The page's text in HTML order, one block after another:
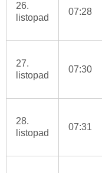
26.
listopad
07:28
27.
listopad
07:30
28.
listopad
07:31